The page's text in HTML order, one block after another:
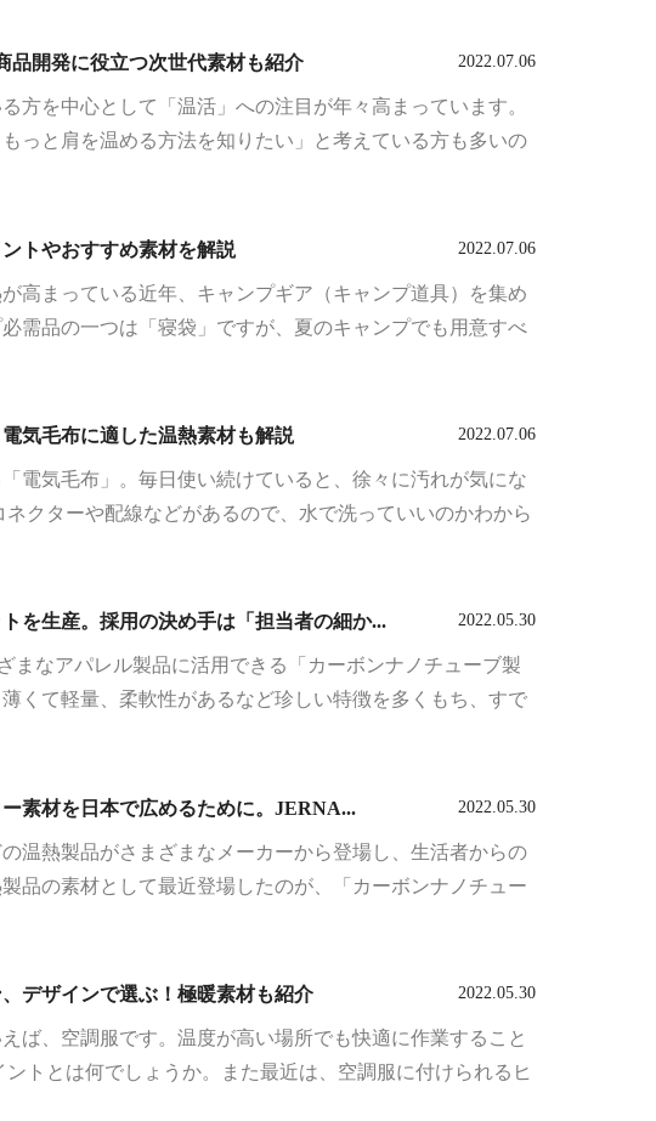
品開発に役立つ次世代素材も紹介 2022.07.06
方を中心として「温活」への注目が年々高まっています。
っと肩を温める方法を知りたい」と考えている方も多いの
トやおすすめ素材を解説 2022.07.06
高まっている近年、キャンプギア（キャンプ道具）を集め
需品の一つは「寝袋」ですが、夏のキャンプでも用意すべ
気毛布に適した温熱素材も解説 2022.07.06
電気毛布」。毎日使い続けていると、徐々に汚れが気にな
クターや配線などがあるので、水で洗っていいのかわから
を生産。採用の決め手は「担当者の細か... 2022.05.30
まなアパレル製品に活用できる「カーボンナノチューブ製
くて軽量、柔軟性があるなど珍しい特徴を多くもち、すで
素材を日本で広めるために。JERNA... 2022.05.30
温熱製品がさまざまなメーカーから登場し、生活者からの
品の素材として最近登場したのが、「カーボンナノチュー
デザインで選ぶ！極暖素材も紹介 2022.05.30
ば、空調服です。温度が高い場所でも快適に作業すること
トとは何でしょうか。また最近は、空調服に付けられるヒ